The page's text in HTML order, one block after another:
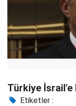
Türkiye İsrail'e
Etiketler :